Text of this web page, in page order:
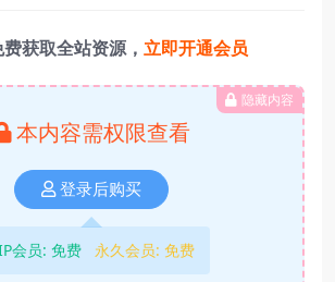
获取全站资源， 立即开通会员
隐藏内容
本内容需权限查看
登录后购买
会员: 免费 永久会员: 免费